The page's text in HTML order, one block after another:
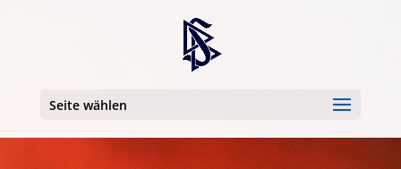
Seite wählen